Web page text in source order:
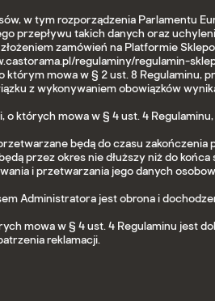
w tym rozporządzenia Parlamentu
takich danych oraz
zamówień na Platformie
regulaminy/regulamin-
mowa w § 2 ust. 8 Regulaminu,
z wykonywaniem obowiązków
których mowa w § 4 ust. 4
będą do czasu
przez okres nie dłuższy niż do
i przetwarzania jego danych
Administratora jest obrona i
mowa w § 4 ust. 4 Regulaminu jest
reklamacji.